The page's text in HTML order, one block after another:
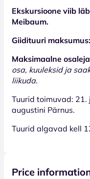
Ekskursioone viib
Meibaum.
Giidituuri
Maksimaalne
osa, kuuleksid ja
liikuda.
Tuurid toimuvad: 21.
augustini Pärnus.
Tuurid algavad kell
Price